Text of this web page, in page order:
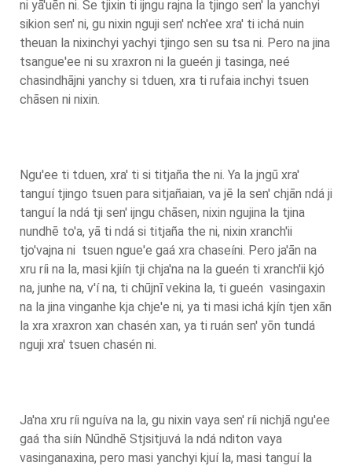
ni yā'uēn ni. Se tjixin ti ijngu rajna la tjingo sen' la yanchyi
sikion sen' ni, gu nixin nguji sen' nch'ee xra' ti ichá nuin
theuan la nixinchyi yachyi tjingo sen su tsa ni. Pero na jina
tsangue'ee ni su xraxron ni la gueén ji tasinga, neé
chasindhājni yanchy si tduen, xra ti rufaia inchyi tsuen
chāsen ni nixin.
Ngu'ee ti tduen, xra' ti si titjaña the ni. Ya la jngū xra'
tanguí tjingo tsuen para sitjañaian, va jē la sen' chjān ndá ji
tanguí la ndá tji sen' ijngu chāsen, nixin ngujina la tjina
nundhē to'a, yā ti ndá si titjaña the ni, nixin xranch'ii
tjo'vajna ni tsuen ngue'e gaá xra chaseíni. Pero ja'ān na
xru ríi na la, masi kjiín tji chja'na na la gueén ti xranch'ii kjó
na, junhe na, v'í na, ti chūjnī vekina la, ti gueén vasingaxin
na la jina vinganhe kja chje'e ni, ya ti masi ichá kjín tjen xān
la xra xraxron xan chasén xan, ya ti ruán sen' yōn tundá
nguji xra' tsuen chasén ni.
Ja'na xru ríi nguíva na la, gu nixin vaya sen' ríi nichjā ngu'ee
gaá tha siín Nūndhē Stjsitjuvá la ndá nditon vaya
vasinganaxina, pero masi yanchyi kjuí la, masi tanguí la